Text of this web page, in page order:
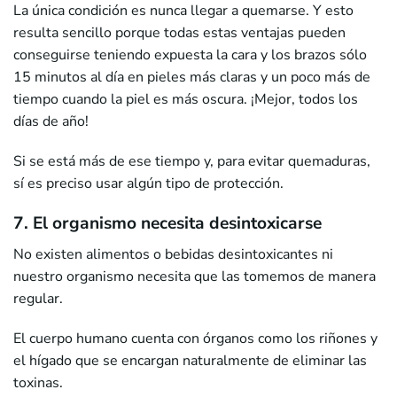
La única condición es nunca llegar a quemarse. Y esto
resulta sencillo porque todas estas ventajas pueden
conseguirse teniendo expuesta la cara y los brazos sólo
15 minutos al día en pieles más claras y un poco más de
tiempo cuando la piel es más oscura. ¡Mejor, todos los
días de año!
Si se está más de ese tiempo y, para evitar quemaduras,
sí es preciso usar algún tipo de protección.
7. El organismo necesita desintoxicarse
No existen alimentos o bebidas desintoxicantes ni
nuestro organismo necesita que las tomemos de manera
regular.
El cuerpo humano cuenta con órganos como los riñones y
el hígado que se encargan naturalmente de eliminar las
toxinas.